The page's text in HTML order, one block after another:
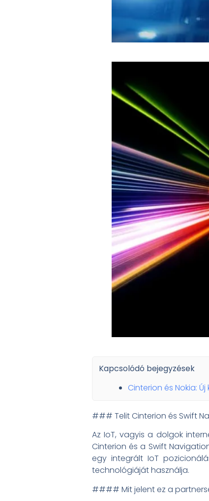
Kapcsolódó bejegyzések
Cinterion és Nokia:
### Telit Cinterion és Swift
Az IoT, vagyis a dolgok
Cinterion és a Swift
egy integrált IoT
technológiáját használja.
#### Mit jelent ez a